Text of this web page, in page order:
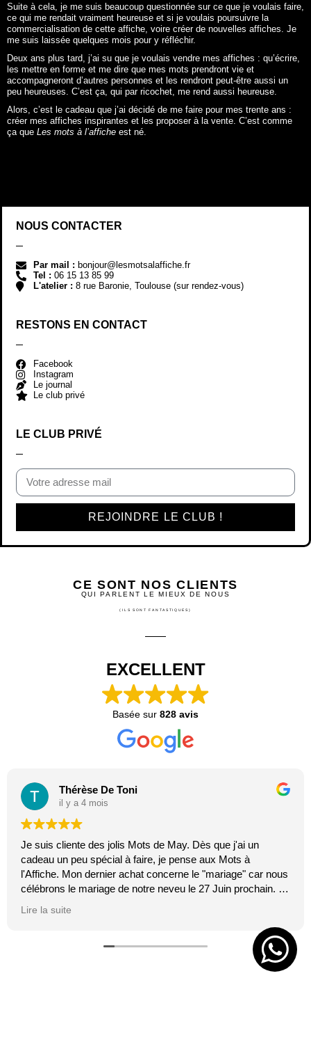
Suite à cela, je me suis beaucoup questionnée sur ce que je voulais faire,
ce qui me rendait vraiment heureuse et si je voulais poursuivre la
commercialisation de cette affiche, voire créer de nouvelles affiches. Je
me suis laissée quelques mois pour y réfléchir.
Deux ans plus tard, j’ai su que je voulais vendre mes affiches : qu’écrire,
les mettre en forme et me dire que mes mots prendront vie et
accompagneront d’autres personnes et les rendront peut-être aussi un
peu heureuses. C’est ça, qui par ricochet, me rend aussi heureuse.
Alors, c’est le cadeau que j’ai décidé de me faire pour mes trente ans :
créer mes affiches inspirantes et les proposer à la vente. C’est comme
ça que Les mots à l’affiche est né.
NOUS CONTACTER
Par mail : bonjour@lesmotsalaffiche.fr
Tel : 06 15 13 85 99
L'atelier : 8 rue Baronie, Toulouse (sur rendez-vous)
RESTONS EN CONTACT
Facebook
Instagram
Le journal
Le club privé
LE CLUB PRIVÉ
REJOINDRE LE CLUB !
CE SONT NOS CLIENTS
QUI PARLENT LE MIEUX DE NOUS
(ILS SONT FANTASTIQUES)
EXCELLENT
Basée sur 828 avis
Thérèse De Toni
il y a 4 mois
Je suis cliente des jolis Mots de May. Dès que j'ai un
cadeau un peu spécial à faire, je pense aux Mots à
l'Affiche. Mon dernier achat concerne le "mariage" car nous
célébrons le mariage de notre neveu le 27 Juin prochain. Je
Lire la suite